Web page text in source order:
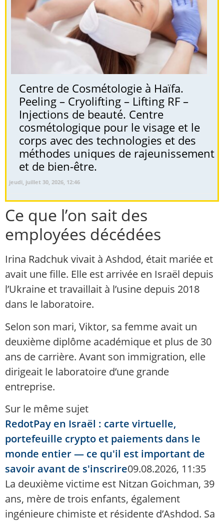
Centre de Cosmétologie à Haïfa.
Peeling – Cryolifting – Lifting RF –
Injections de beauté. Centre
cosmétologique pour le visage et le
corps avec des technologies et des
méthodes uniques de rajeunissement
et de bien-être.
jeudi, juillet 30, 2026, 12:46
Ce que l’on sait des
employées décédées
Irina Radchuk vivait à Ashdod, était mariée et
avait une fille. Elle est arrivée en Israël depuis
l’Ukraine et travaillait à l’usine depuis 2018
dans le laboratoire.
Selon son mari, Viktor, sa femme avait un
deuxième diplôme académique et plus de 30
ans de carrière. Avant son immigration, elle
dirigeait le laboratoire d’une grande
entreprise.
Sur le même sujet
RedotPay en Israël : carte virtuelle,
portefeuille crypto et paiements dans le
monde entier — ce qu'il est important de
savoir avant de s'inscrire09.08.2026, 11:35
La deuxième victime est Nitzan Goichman, 39
ans, mère de trois enfants, également
ingénieure chimiste et résidente d’Ashdod. Sa